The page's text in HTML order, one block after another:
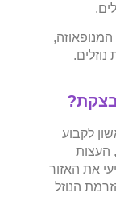
נוזלים.
לקבוע
העצות
את האזור
הנוזל